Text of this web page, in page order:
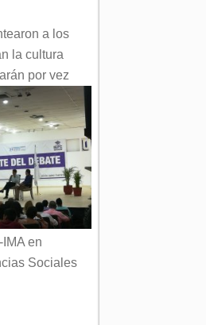
a los
la cultura
por vez
en
Sociales